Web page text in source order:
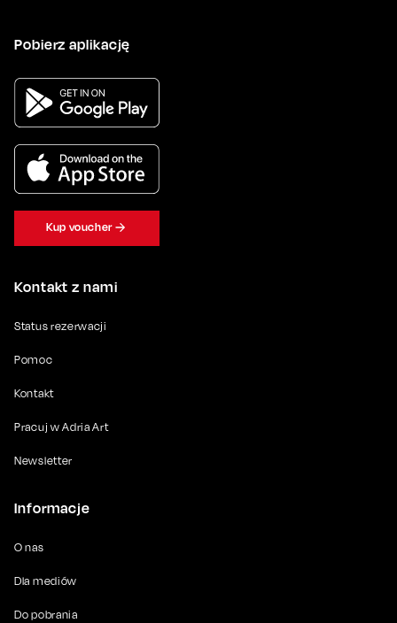
Kontakt z nami
Status rezerwacji
Pomoc
Kontakt
Pracuj w Adria Art
Newsletter
Informacje
O nas
Dla mediów
Do pobrania
Pobierz aplikację
Kup voucher